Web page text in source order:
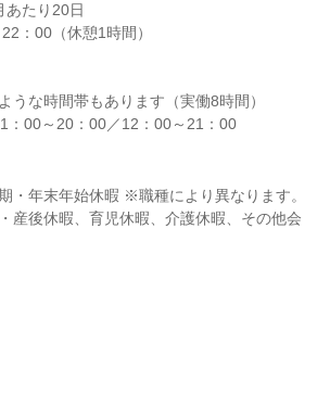
あたり20日
：00（休憩1時間）
うな時間帯もあります（実働8時間）
：00～20：00／12：00～21：00
・年末年始休暇 ※職種により異なります。
産後休暇、育児休暇、介護休暇、その他会